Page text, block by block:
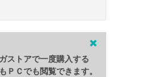
ストアで一度購入する
ＰＣでも閲覧できます。